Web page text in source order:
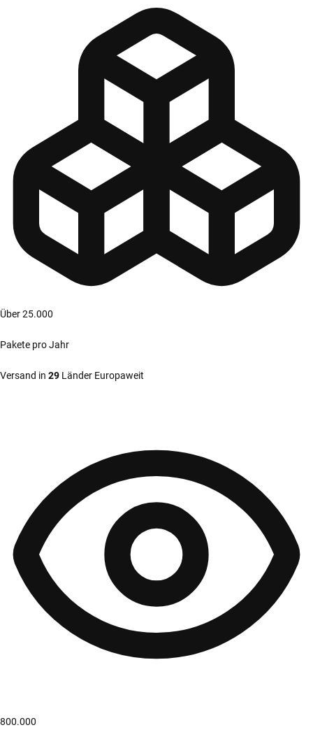
Über 25.000
Pakete pro Jahr
Versand in 29 Länder Europaweit
800.000